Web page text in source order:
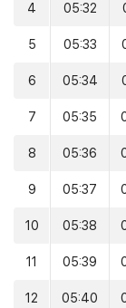
4 05:32
5 05:33
6 05:34
7 05:35
8 05:36
9 05:37
10 05:38
11 05:39
12 05:40